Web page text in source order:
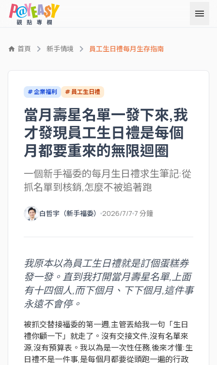
menu
home 首頁 chevron_right 新手情境 chevron_right 員工生日禮每月生存指南
# 企業福利 # 員工生日禮
當月壽星名單一發下來,我
才發現員工生日禮是每個
月都要重來的無限迴圈
一個新手福委的每月生日禮求生筆記:從
抓名單到核銷,怎麼不被追著跑
白哲宇（新手福委） 2026/7/7 7 分鐘
我原本以為員工生日禮就是訂個蛋糕券
發一發。直到我打開當月壽星名單,上面
有十四個人,而下個月、下下個月,這件事
永遠不會停。
被抓交替接福委的第一週,主管丟給我一句「生日
禮你顧一下」就走了。沒有交接文件,沒有名單來
源,沒有預算表。我以為是一次性任務,後來才懂:生
日禮不是一件事,是每個月都要從頭跑一遍的行政